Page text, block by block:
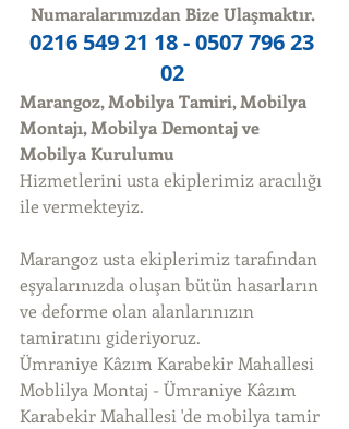
Numaralarımızdan Bize Ulaşmaktır.
0216 549 21 18 - 0507 796 23
02
Marangoz, Mobilya Tamiri, Mobilya
Montajı, Mobilya Demontaj ve
Mobilya Kurulumu
Hizmetlerini usta ekiplerimiz aracılığı
ile vermekteyiz.
Marangoz usta ekiplerimiz tarafından
eşyalarınızda oluşan bütün hasarların
ve deforme olan alanlarınızın
tamiratını gideriyoruz.
Ümraniye Kâzım Karabekir Mahallesi
Moblilya Montaj - Ümraniye Kâzım
Karabekir Mahallesi 'de mobilya tamir